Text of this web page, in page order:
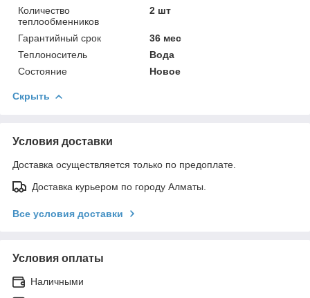
Количество
теплообменников
2 шт
Гарантийный срок
36 мес
Теплоноситель
Вода
Состояние
Новое
Скрыть
Условия доставки
Доставка осуществляется только по предоплате.
Доставка курьером по городу Алматы.
Все условия доставки
Условия оплаты
Наличными